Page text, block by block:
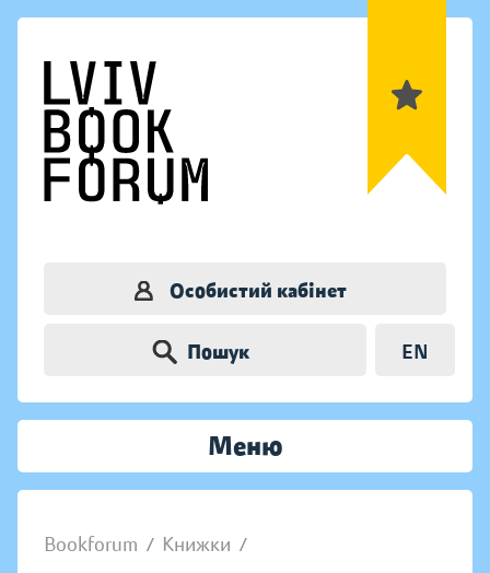
Особистий кабінет
Пошук EN
Меню
Bookforum / Книжки /